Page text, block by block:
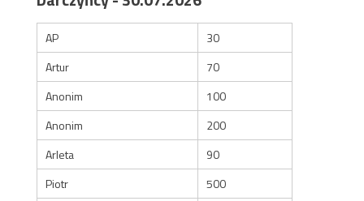
AP
30
Artur
70
Anonim
100
Anonim
200
Arleta
90
Piotr
500